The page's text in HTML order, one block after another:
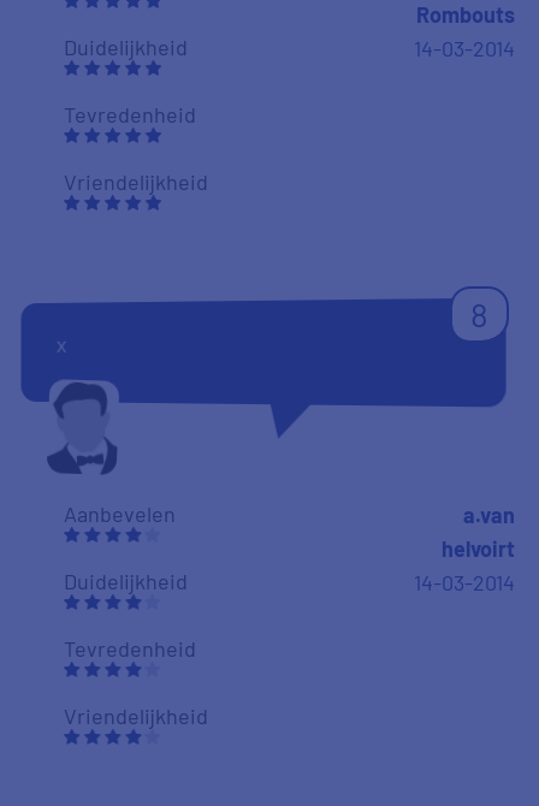
Duidelijkheid
Tevredenheid
Vriendelijkheid
Rombouts
14-03-2014
8
x
Aanbevelen
Duidelijkheid
Tevredenheid
Vriendelijkheid
a.van
helvoirt
14-03-2014